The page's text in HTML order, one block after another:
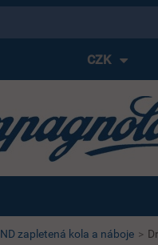
ND zapletená kola a náboje >
CZK